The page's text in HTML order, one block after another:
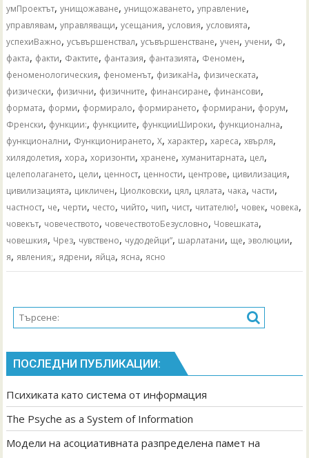
умПроектът,унищожаване,унищожаването,управление,
управлявам,управляващи,усещания,условия,условията,
успехиВажно,усъвършенствал,усъвършенстване,учен,учени, Ф,
факта, факти, Фактите, фантазия, фантазията, Феномен,
феноменологическия, феноменът, физикаНа, физическата,
физически, физични, физичните, финансиране, финансови,
формата, форми, формирало, формирането, формирани, форум,
Френски, функции:, функциите, функцииШироки, функционална,
функционални, Функционирането,Х,характер,хареса,хвърля,
хилядолетия,хора,хоризонти,хранене,хуманитарната, цел,
целеполагането, цели, ценност, ценности, центрове, цивилизация,
цивилизацията, цикличен, Циолковски, цял, цялата, чака, части,
частност, че, черти, често, чийто, чип, чист, читателю!, човек, човека,
човекът, човечеството, човечествотоБезусловно, Човешката,
човешкия, Чрез, чувствено, чудодейци”, шарлатани, ще,эволюции,
я, явления;, ядрени, яйца, ясна, ясно
ПОСЛЕДНИ ПУБЛИКАЦИИ:
Психиката като система от информация
The Psyche as a System of Information
Модели на асоциативната разпределена памет на